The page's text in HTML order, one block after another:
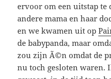
ervoor om een uitstap te
andere mama en haar
en we kwamen uit op
de babypanda, maar
zou zijn Ã©n omdat de
nu toch gesloten waren.